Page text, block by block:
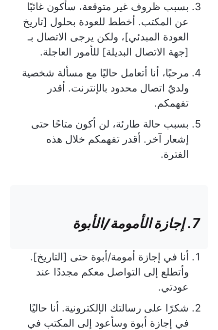
بسبب ظروف غير متوقعة، سأكون غائبًا
عن المكتب. أخطط للعودة بحلول [تاريخ
العودة المبدئي]، ولكن يرجى الاتصال بـ
[جهة الاتصال البديلة] للأمور العاجلة.
مرحبًا، أنا أتعامل حاليًا مع مسألة شخصية
ولديّ اتصال محدود بالإنترنت. أقدر
تفهمكم.
بسبب حالة طارئة، لن أكون متاحًا حتى
إشعار آخر. أقدر تفهمكم خلال هذه
الفترة.
7. إجازة الأمومة/الأبوة
أنا في إجازة أمومة/أبوة حتى [التاريخ].
وأتطلع إلى التواصل معكم مجددًا عند
عودتي.
شكرًا على رسالتك الإلكترونية. أنا حاليًا
في إجازة أبوة وسأعود إلى المكتب في